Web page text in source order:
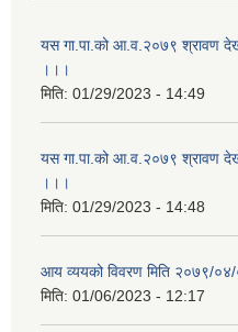
यस गा.पा.को आ.व.२०७९ श्रावण
।।।
मिति: 01/29/2023 - 14:49
यस गा.पा.को आ.व.२०७९ श्रावण
।।।
मिति: 01/29/2023 - 14:48
आय व्ययको विवरण मिति २०७९/
मिति: 01/06/2023 - 12:17